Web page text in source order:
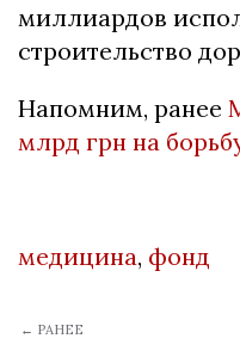
миллиардов
строительство
Напомним, ранее
млрд грн на
медицина, фонд
← РАНЕЕ